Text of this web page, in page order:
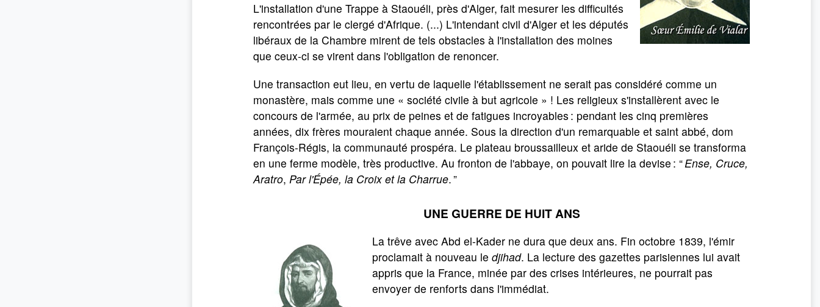
L'installation d'une Trappe à Staouéli, près d'Alger, fait mesurer les difficultés
rencontrées par le clergé d'Afrique. (...) L'intendant civil d'Alger et les députés
libéraux de la Chambre mirent de tels obstacles à l'installation des moines
que ceux-ci se virent dans l'obligation de renoncer.
Une transaction eut lieu, en vertu de laquelle l'établissement ne serait pas considéré comme un
monastère, mais comme une « société civile à but agricole » ! Les religieux s'installèrent avec le
concours de l'armée, au prix de peines et de fatigues incroyables : pendant les cinq premières
années, dix frères mouraient chaque année. Sous la direction d'un remarquable et saint abbé, dom
François-Régis, la communauté prospéra. Le plateau broussailleux et aride de Staouéli se transforma
en une ferme modèle, très productive. Au fronton de l'abbaye, on pouvait lire la devise : “Ense, Cruce,
Aratro, Par l'Épée, la Croix et la Charrue. ”
UNE GUERRE DE HUIT ANS
La trêve avec Abd el-Kader ne dura que deux ans. Fin octobre 1839, l'émir
proclamait à nouveau le djihad. La lecture des gazettes parisiennes lui avait
appris que la France, minée par des crises intérieures, ne pourrait pas
envoyer de renforts dans l'immédiat.